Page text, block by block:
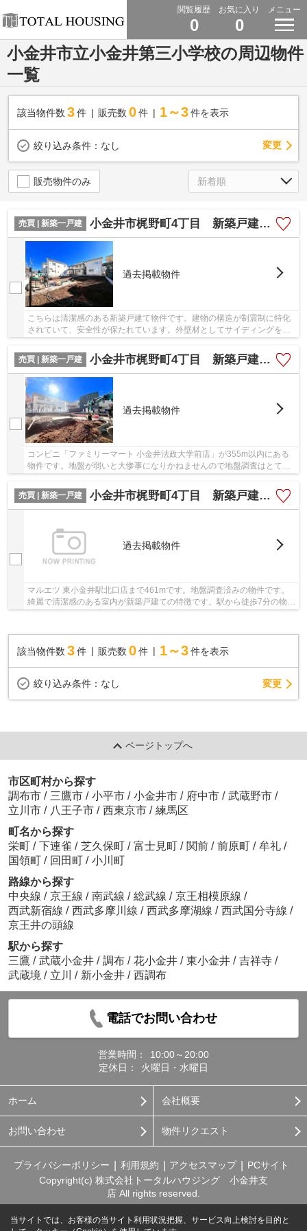
閲覧履歴
0
お気に入り
0
メニュー
小金井市立小金井第三小学校の周辺物件
一覧
該当物件数 3件 販売数 0 件 1～3 件を表示
絞り込み条件： なし 変更
販売物件のみ
売買 | 新築一戸建 小金井市梶野町4丁目 新築戸建 全2棟
過去掲載物件
こちらは清潔感のある新築戸建て物件です。建物の構造が制震制に特化
されていて、安全性が保たれています。外壁材としてサイディングを使
売買 | 新築一戸建
小金井市梶野町4丁目 新築戸建 全2棟
過去掲載物件
コンビニ「ファミリーマート 小金井法政大学前店」が355m以内にある
物件です。地盤が弱いと大惨事になりかねませんので地盤調査はとても
売買 | 新築一戸建
小金井市梶野町4丁目 新築戸建 全1棟
過去掲載物件
マルエツ 東小金井駅北口店まで461mです。地盤調査済みの物件です。
綺麗で清潔感のある室内が新築戸建ての特徴です。駅から徒歩7分の物件
該当物件数 3件 販売数 0 件 1～3 件を表示
絞り込み条件： なし 変更
ページトップへ
市区町村から探す
調布市 / 三鷹市 / 小平市 / 小金井市 / 府中市 / 武蔵野市 /
立川市 / 八王子市 / 西東京市 / 練馬区
町名から探す
栄町 / 下連雀 / 芝久保町 / 富士見町 / 関前 / 前原町 / 牟礼 /
国領町 / 回田町 / 小川町
路線から探す
中央線 / 京王線 / 南武線 / 総武線 / 京王相模原線 /
西武新宿線 / 西武多摩川線 / 西武多摩湖線 / 西武国分寺線 /
京王井の頭線
駅から探す
三鷹 / 武蔵小金井 / 調布 / 花小金井 / 東小金井 / 吉祥寺 /
武蔵境 / 立川 / 新小金井 / 西調布
電話でお問い合わせ
営業時間：
10:00～20:00
定休日：
火曜日・水曜日
ホーム 会社概要
お問い合わせ 物件リクエスト
プライバシーポリシー 利用規約 アクセスマップ
PCサイト
Copyright(c) 株式会社トータルハウジング 小金井支
店 All rights reserved.
当サイトでは、お客様の当サイト利用状況把握、サービス向上検討を目的と